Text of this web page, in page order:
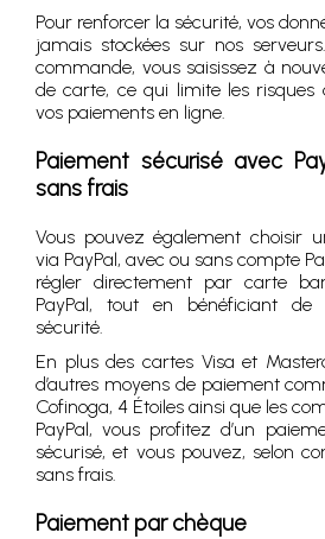
Pour renforcer la sécurité, vos
jamais stockées sur nos
commande, vous saisissez à
de carte, ce qui limite les risques
vos paiements en ligne.
Paiement sécurisé avec
sans frais
Vous pouvez également choisir
via PayPal, avec ou sans compte
régler directement par carte
PayPal, tout en bénéficiant de
sécurité.
En plus des cartes Visa et
d’autres moyens de paiement
Cofinoga, 4 Étoiles ainsi que les
PayPal, vous profitez d’un
sécurisé, et vous pouvez, selon
sans frais.
Paiement par chèque